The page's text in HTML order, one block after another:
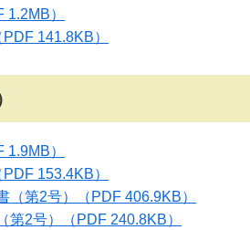
1.2MB）
PDF 141.8KB）
1.9MB）
PDF 153.4KB）
第2号）
（PDF 406.9KB）
2号）
（PDF 240.8KB）